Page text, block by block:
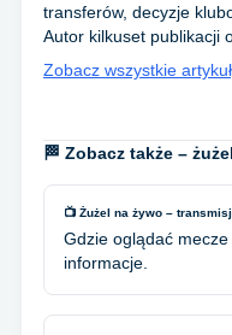
transferów, decyzje
Autor kilkuset publikacji
Zobacz wszystkie
🏁 Zobacz także –
📺 Żużel na żywo –
Gdzie oglądać
informacje.